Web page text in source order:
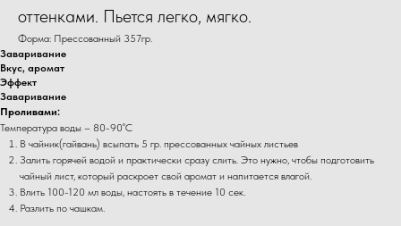
оттенками. Пьется легко, мягко.
Форма: Прессованный 357гр.
Заваривание
Вкус, аромат
Эффект
Заваривание
Проливами:
Температура воды – 80-90˚С
В чайник(гайвань) всыпать 5 гр. прессованных чайных листьев
Залить горячей водой и практически сразу слить. Это нужно, чтобы подготовить
чайный лист, который раскроет свой аромат и напитается влагой.
Влить 100-120 мл воды, настоять в течение 10 сек.
Разлить по чашкам.